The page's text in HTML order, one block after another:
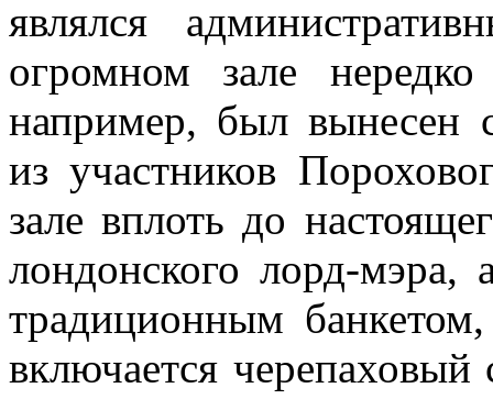
являлся
огромном зале
например, был вынесен
из участников
зале вплоть до
лондонского лорд-мэра,
традиционным
включается